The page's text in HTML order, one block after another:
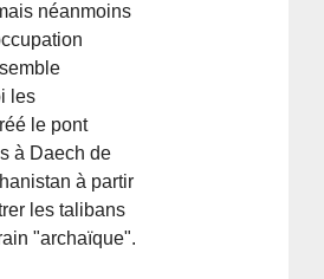
néanmoins
les
le pont
à Daech de
à partir
les talibans
"archaïque".